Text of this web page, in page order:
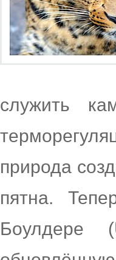
служить
природа
пятна.
Боулдере